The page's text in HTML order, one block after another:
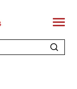
T
o
l